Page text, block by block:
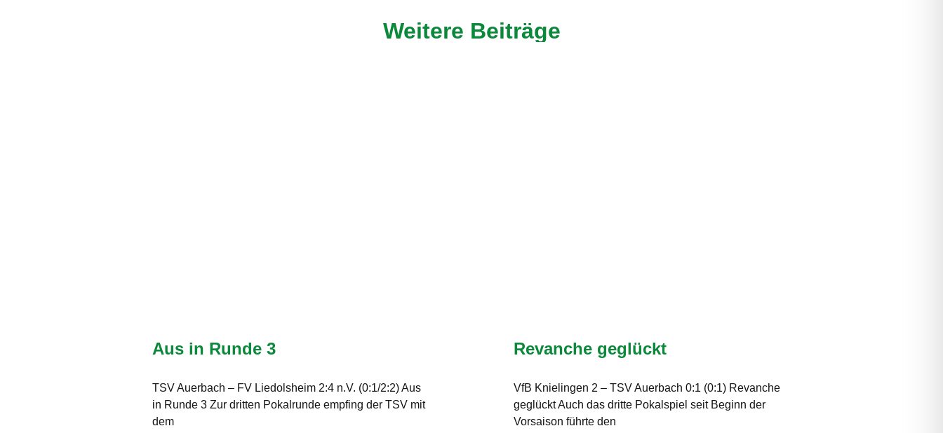
Weitere Beiträge
Aus in Runde 3
TSV Auerbach – FV Liedolsheim 2:4 n.V. (0:1/2:2) Aus
in Runde 3 Zur dritten Pokalrunde empfing der TSV mit
dem
Revanche geglückt
VfB Knielingen 2 – TSV Auerbach 0:1 (0:1) Revanche
geglückt Auch das dritte Pokalspiel seit Beginn der
Vorsaison führte den